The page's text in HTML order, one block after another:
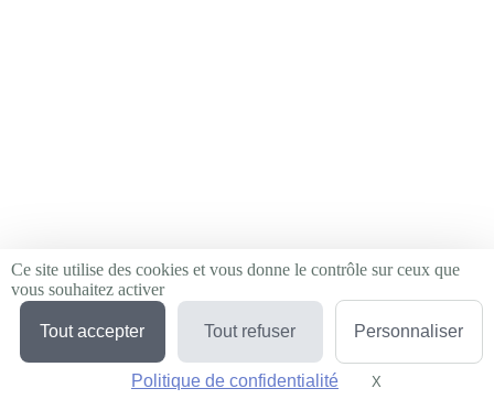
Ce site utilise des cookies et vous donne le contrôle sur ceux que
vous souhaitez activer
Tout accepter Tout refuser Personnaliser
Politique de confidentialité X